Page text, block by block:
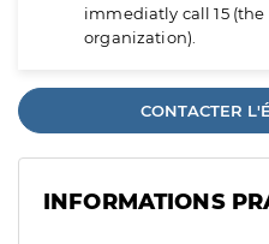
immediatly call 15
organization).
CONTACTER
INFORMATIONS